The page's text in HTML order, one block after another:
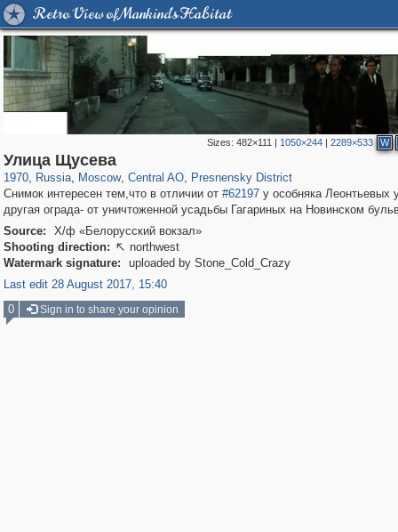
Retro View of Mankind's Habitat
Sizes:482×111 | 1050×244 |2289×533 W
Улица Щусева
1970, Russia
1,407,712
, Moscow
319,968 8,295
, Central AO
160,055
, Presnensky District
Снимок интересен тем,что в отличии от #62197у особняка Леонтьевых
другая ограда- от уничтоженной усадьбы Гагариных на Новинском
Source:
Х/ф «Белорусский вокзал»
Shooting direction:  northwest
Watermark signature:
uploaded by Stone_Cold_Crazy
Last edit 28 August 2017, 15:40
0
Sign in to share your opinion